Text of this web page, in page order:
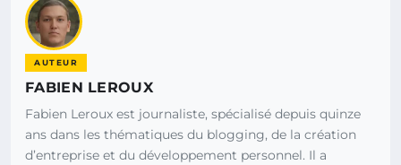
AUTEUR
FABIEN LEROUX
Fabien Leroux est journaliste, spécialisé depuis quinze
ans dans les thématiques du blogging, de la création
d’entreprise et du développement personnel. Il a